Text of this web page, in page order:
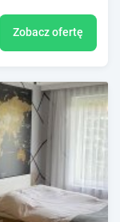
Zobacz ofertę